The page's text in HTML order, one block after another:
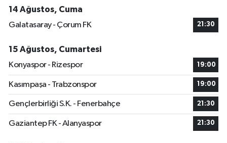
14 Ağustos, Cuma
Galatasaray - Çorum FK
21:30
15 Ağustos, Cumartesi
Konyaspor - Rizespor
19:00
Kasımpaşa - Trabzonspor 19:00
Gençlerbirliği S.K. - Fenerbahçe 21:30
Gaziantep FK - Alanyaspor 21:30